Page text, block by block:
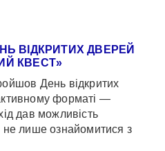
ВІДКРИТИХ ДВЕРЕЙ
КВЕСТ»
День відкритих
форматі —
дав можливість
не лише ознайомитися з